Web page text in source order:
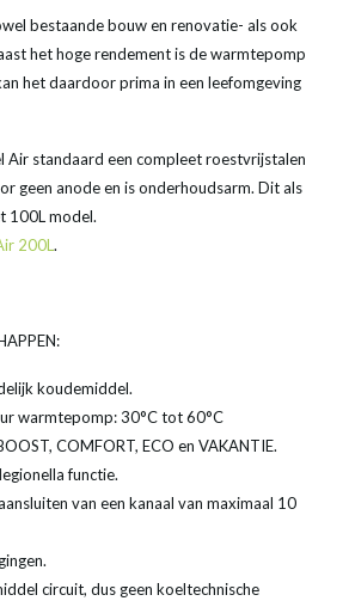
bestaande bouw en renovatie- als ook
het hoge rendement is de warmtepomp
het daardoor prima in een leefomgeving
Air standaard een compleet roestvrijstalen
geen anode en is onderhoudsarm. Dit als
100L model.
200L .
koudemiddel.
warmtepomp: 30°C tot 60°C
COMFORT, ECO en VAKANTIE.
functie.
van een kanaal van maximaal 10
circuit, dus geen koeltechnische